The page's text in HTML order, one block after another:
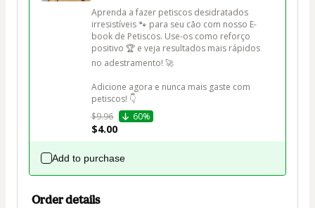
Aprenda a fazer petiscos desidratados
irresistíveis 🐾 para seu cão com nosso E-
book de Petiscos. Use-os como reforço
positivo 🏆 e veja resultados mais rápidos
no adestramento! 🚀
Adicione agora e nunca mais gaste com
petiscos! 👇
$9.96
60%
$4.00
Add to purchase
Order details